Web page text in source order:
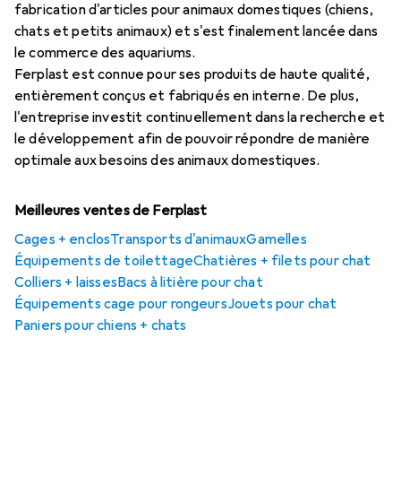
fabrication d'articles pour animaux domestiques (chiens,
chats et petits animaux) et s'est finalement lancée dans
le commerce des aquariums.
Ferplast est connue pour ses produits de haute qualité,
entièrement conçus et fabriqués en interne. De plus,
l'entreprise investit continuellement dans la recherche et
le développement afin de pouvoir répondre de manière
optimale aux besoins des animaux domestiques.
Meilleures ventes de Ferplast
Cages + enclosTransports d'animauxGamelles
Équipements de toilettageChatières + filets pour chat
Colliers + laissesBacs à litière pour chat
Équipements cage pour rongeursJouets pour chat
Paniers pour chiens + chats